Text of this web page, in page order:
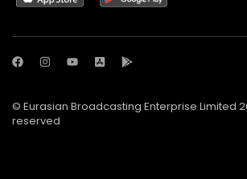
© Eurasian Broadcasting Enterprise Limited
reserved